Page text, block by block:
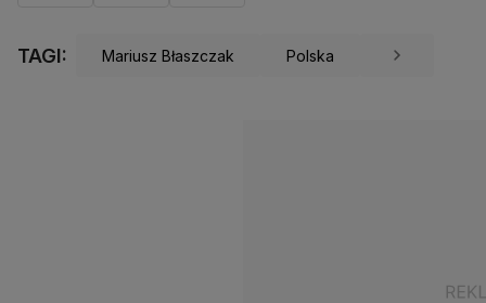
TAGI: Mariusz Błaszczak Polska